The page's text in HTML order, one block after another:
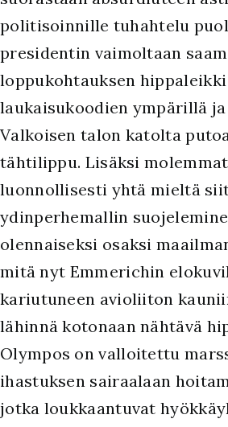
politisoinnille tuhahtelu
presidentin vaimoltaan
loppukohtauksen
laukaisukoodien ympärillä
Valkoisen talon katolta
tähtilippu. Lisäksi
luonnollisesti yhtä mieltä
ydinperhemallin
olennaiseksi osaksi
mitä nyt Emmerichin
kariutuneen avioliiton
lähinnä kotonaan nähtävä
Olympos on valloitettu
ihastuksen sairaalaan
jotka loukkaantuvat